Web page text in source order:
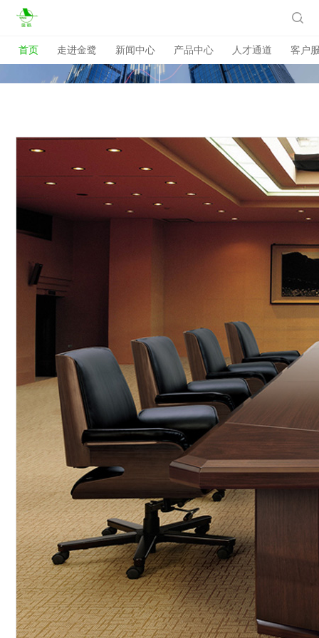
首页 走进金鹭 新闻中心 产品中心 人才通道 客户
